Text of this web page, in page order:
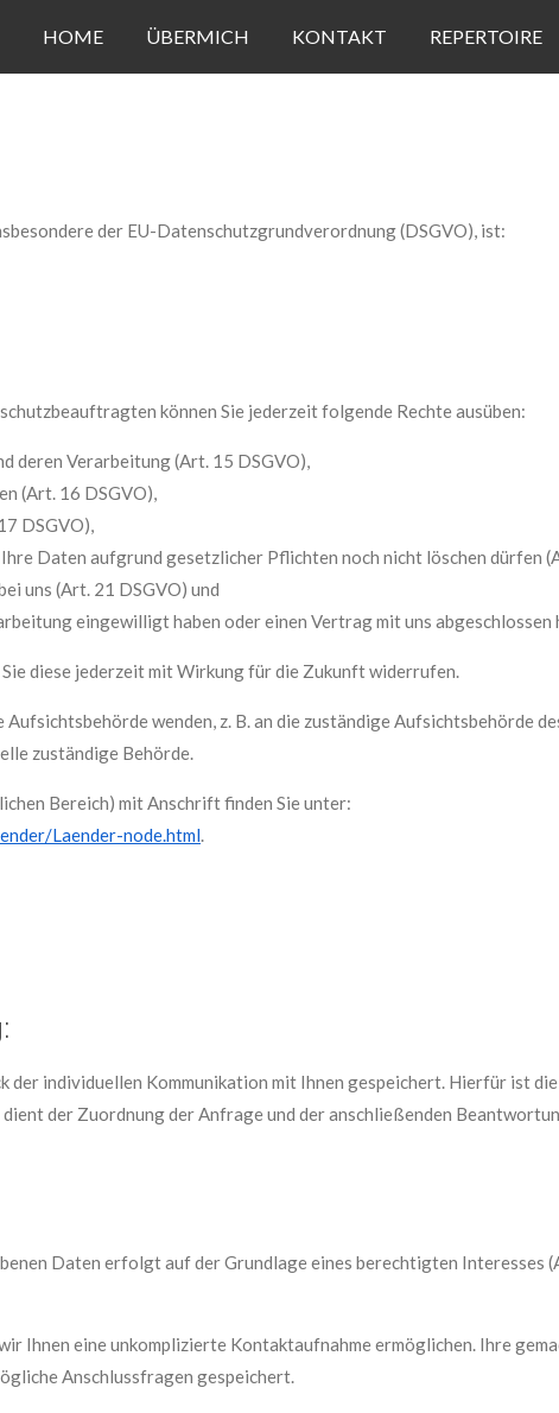
HOME ÜBERMICH KONTAKT REPERTOIRE
der EU-Datenschutzgrundverordnung (DSGVO), ist:
können Sie jederzeit folgende Rechte ausüben:
deren Verarbeitung (Art. 15 DSGVO),
(Art. 16 DSGVO),
DSGVO),
Daten aufgrund gesetzlicher Pflichten noch nicht löschen dürfen
uns (Art. 21 DSGVO) und
eingewilligt haben oder einen Vertrag mit uns abgeschlossen
diese jederzeit mit Wirkung für die Zukunft widerrufen.
wenden, z. B. an die zuständige Aufsichtsbehörde
zuständige Behörde.
Bereich) mit Anschrift finden Sie unter:
Laender-node.html.
der individuellen Kommunikation mit Ihnen gespeichert. Hierfür ist
der Zuordnung der Anfrage und der anschließenden
Daten erfolgt auf der Grundlage eines berechtigten Interesses
Ihnen eine unkomplizierte Kontaktaufnahme ermöglichen. Ihre
Anschlussfragen gespeichert.